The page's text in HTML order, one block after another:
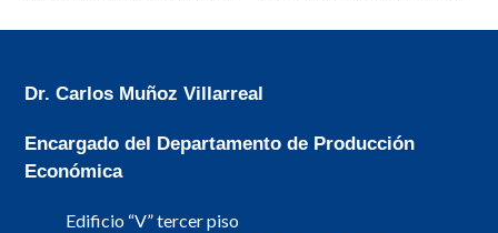
Dr. Carlos Muñoz Villarreal
Encargado del Departamento de Producción
Económica
Edificio “V” tercer piso